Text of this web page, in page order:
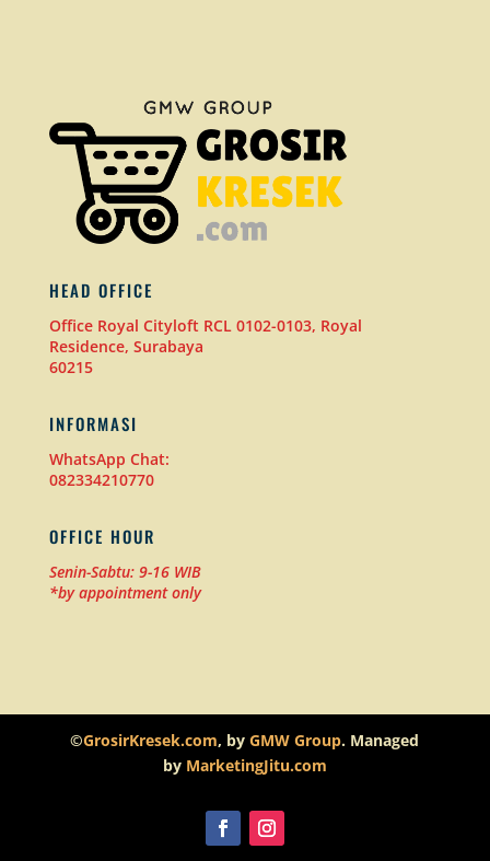
HEAD OFFICE
Office Royal Cityloft RCL 0102-0103, Royal
Residence, Surabaya
60215
INFORMASI
WhatsApp Chat:
082334210770
OFFICE HOUR
Senin-Sabtu: 9-16 WIB
*by appointment only
©GrosirKresek.com, byGMW Group. Managed
by MarketingJitu.com